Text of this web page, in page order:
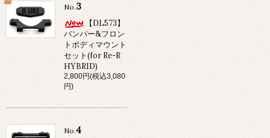
No.3
【DL573】
バンパー&フロン
トボディマウント
セット(for Re-R
HYBRID)
2,800円(税込3,080
円)
No.4